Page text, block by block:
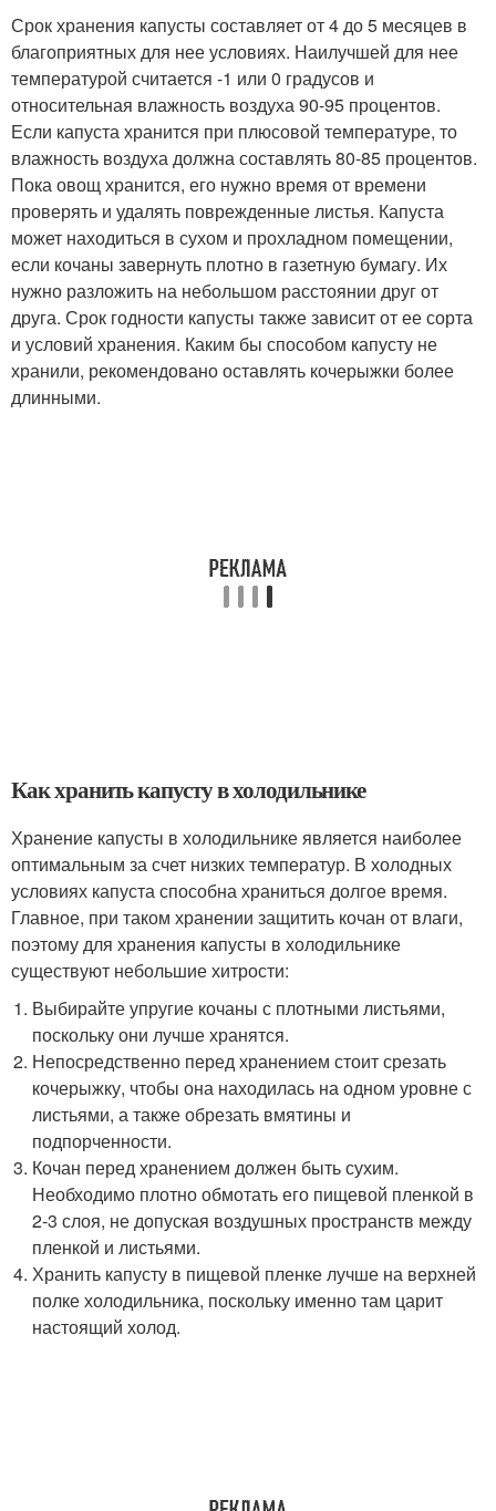
Срок хранения капусты составляет от 4 до 5 месяцев в
благоприятных для нее условиях. Наилучшей для нее
температурой считается -1 или 0 градусов и
относительная влажность воздуха 90-95 процентов.
Если капуста хранится при плюсовой температуре, то
влажность воздуха должна составлять 80-85 процентов.
Пока овощ хранится, его нужно время от времени
проверять и удалять поврежденные листья. Капуста
может находиться в сухом и прохладном помещении,
если кочаны завернуть плотно в газетную бумагу. Их
нужно разложить на небольшом расстоянии друг от
друга. Срок годности капусты также зависит от ее сорта
и условий хранения. Каким бы способом капусту не
хранили, рекомендовано оставлять кочерыжки более
длинными.
Как хранить капусту в холодильнике
Хранение капусты в холодильнике является наиболее
оптимальным за счет низких температур. В холодных
условиях капуста способна храниться долгое время.
Главное, при таком хранении защитить кочан от влаги,
поэтому для хранения капусты в холодильнике
существуют небольшие хитрости:
Выбирайте упругие кочаны с плотными листьями,
поскольку они лучше хранятся.
Непосредственно перед хранением стоит срезать
кочерыжку, чтобы она находилась на одном уровне с
листьями, а также обрезать вмятины и
подпорченности.
Кочан перед хранением должен быть сухим.
Необходимо плотно обмотать его пищевой пленкой в
2-3 слоя, не допуская воздушных пространств между
пленкой и листьями.
Хранить капусту в пищевой пленке лучше на верхней
полке холодильника, поскольку именно там царит
настоящий холод.